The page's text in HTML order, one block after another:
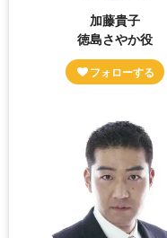
加藤貴子
徳島さやか役